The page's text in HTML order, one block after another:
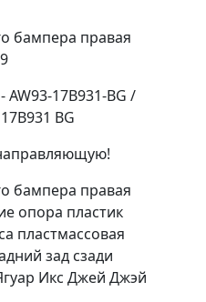
бампера правая
17B931-BG /
BG
бампера правая
опора пластик
пластмассовая
зад сзади
Икс Джей Джэй